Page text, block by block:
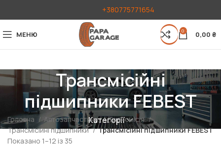
+380775771654
МЕНЮ 0 0,00 ₴
Трансмісійні
підшипники FEBEST
Категорії
Головна Автозапчастини
Трансмісія
Трансмісійні підшипники
Трансмісійні підшипники FEBEST
Показано 1–12 із 35